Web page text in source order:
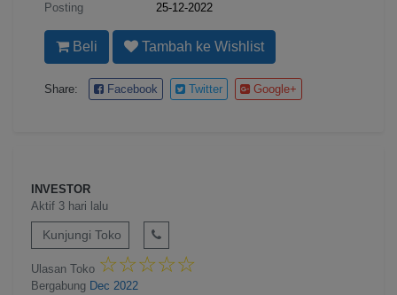
Posting
25-12-2022
Beli Tambah ke Wishlist
Share: Facebook Twitter Google+
INVESTOR
Aktif 3 hari lalu
Kunjungi Toko
Ulasan Toko ☆☆☆☆☆
★★★★★
Bergabung Dec 2022